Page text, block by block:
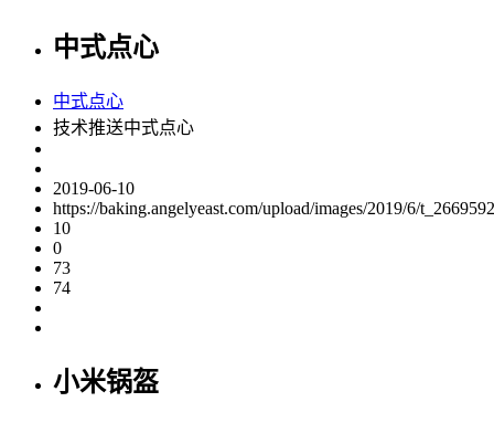
中式点心
中式点心
技术推送中式点心
2019-06-10
https://baking.angelyeast.com/upload/images/2019/6/
10
0
73
74
小米锅盔